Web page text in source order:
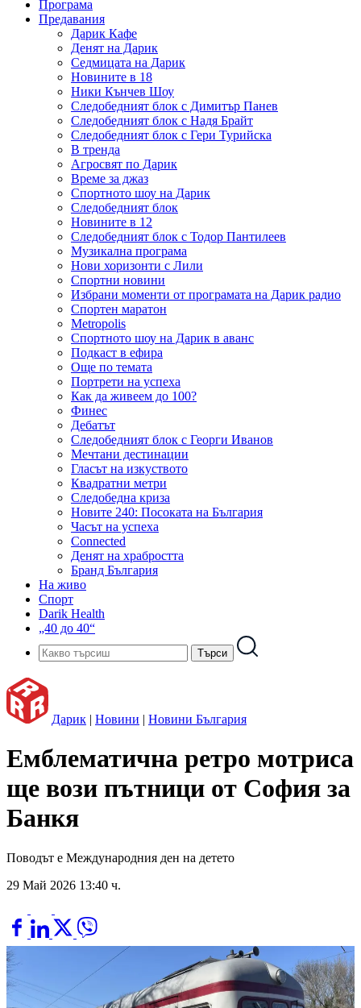
Програма
Предавания
Дарик Кафе
Денят на Дарик
Седмицата на Дарик
Новините в 18
Ники Кънчев Шоу
Следобедният блок с Димитър Панев
Следобедният блок с Надя Брайт
Следобедният блок с Гери Турийска
В тренда
Агросвят по Дарик
Време за джаз
Спортното шоу на Дарик
Следобедният блок
Новините в 12
Следобедният блок с Тодор Пантилеев
Музикална програма
Нови хоризонти с Лили
Спортни новини
Избрани моменти от програмата на Дарик радио
Спортен маратон
Metropolis
Спортното шоу на Дарик в аванс
Подкаст в ефира
Още по темата
Портрети на успеха
Как да живеем до 100?
Финес
Дебатът
Следобедният блок с Георги Иванов
Мечтани дестинации
Гласът на изкуството
Квадратни метри
Следобедна криза
Новите 240: Посоката на България
Часът на успеха
Connected
Денят на храбростта
Бранд България
На живо
Спорт
Darik Health
„40 до 40“
Дарик | Новини | Новини България
Емблематична ретро мотриса
ще вози пътници от София за
Банкя
Поводът е Международния ден на детето
29 Май 2026 13:40 ч.